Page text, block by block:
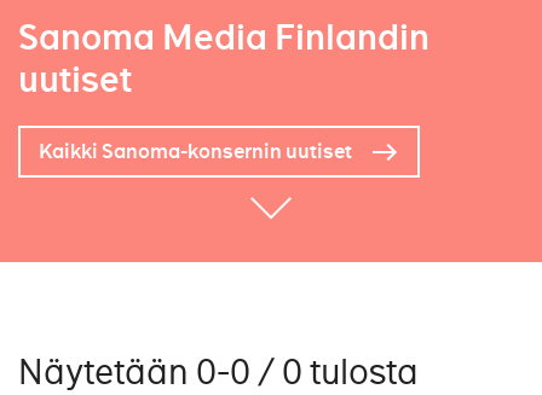
Sanoma Media Finlandin
uutiset
Kaikki Sanoma-konsernin uutiset
Näytetään 0-0 / 0 tulosta